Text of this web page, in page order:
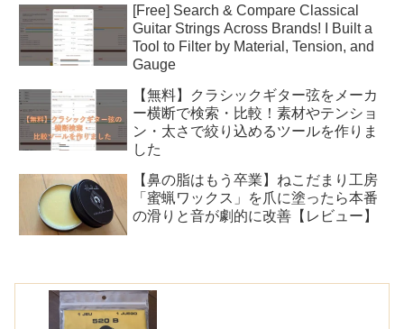
[Free] Search & Compare Classical
Guitar Strings Across Brands! I Built a
Tool to Filter by Material, Tension, and
Gauge
【無料】クラシックギター弦をメーカ
ー横断で検索・比較！素材やテンショ
ン・太さで絞り込めるツールを作りま
した
【鼻の脂はもう卒業】ねこだまり工房
「蜜蝋ワックス」を爪に塗ったら本番
の滑りと音が劇的に改善【レビュー】